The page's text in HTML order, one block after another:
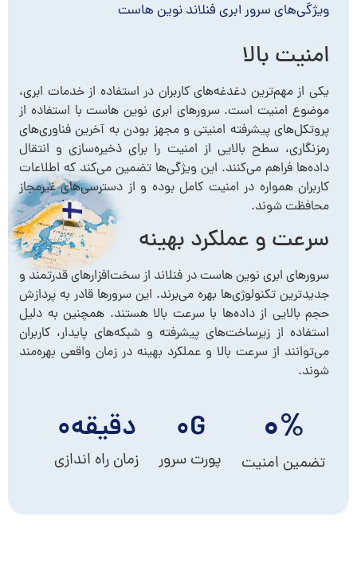
ویژگی‌های سرور ابری فنلاند نوین هاست
امنیت بالا
یکی از مهم‌ترین دغدغه‌های کاربران در استفاده از خدمات ابری،
موضوع امنیت است. سرورهای ابری نوین هاست با استفاده از
پروتکل‌های پیشرفته امنیتی و مجهز بودن به آخرین فناوری‌های
رمزنگاری، سطح بالایی از امنیت را برای ذخیره‌سازی و انتقال
داده‌ها فراهم می‌کنند. این ویژگی‌ها تضمین می‌کند که اطلاعات
کاربران همواره در امنیت کامل بوده و از دسترسی‌های غیرمجاز
محافظت شوند.
سرعت و عملکرد بهینه
سرورهای ابری نوین هاست در فنلاند از سخت‌افزارهای قدرتمند و
جدیدترین تکنولوژی‌ها بهره می‌برند. این سرورها قادر به پردازش
حجم بالایی از داده‌ها با سرعت بالا هستند. همچنین به دلیل
استفاده از زیرساخت‌های پیشرفته و شبکه‌های پایدار، کاربران
می‌توانند از سرعت بالا و عملکرد بهینه در زمان واقعی بهره‌مند
شوند.
تضمین امنیت
%۰
پورت سرور
G۰
زمان راه اندازی
دقیقه۰